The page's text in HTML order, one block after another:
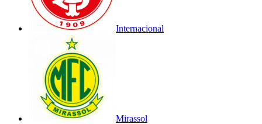
Internacional
Mirassol